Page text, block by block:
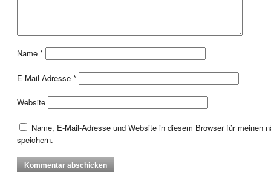
Name *
E-Mail-Adresse *
Website
Name, E-Mail-Adresse und Website in diesem Browser für meinen
speichern.